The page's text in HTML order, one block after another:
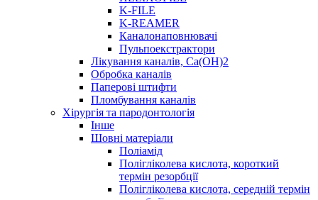
K-FILE
K-REAMER
Каналонаповнювачі
Пульпоекстрактори
Лікування каналів, Ca(OH)2
Обробка каналів
Паперові штифти
Пломбування каналів
Хірургія та пародонтологія
Інше
Шовні матеріали
Поліамід
Полігліколева кислота, короткий
термін резорбції
Полігліколева кислота, середній термін